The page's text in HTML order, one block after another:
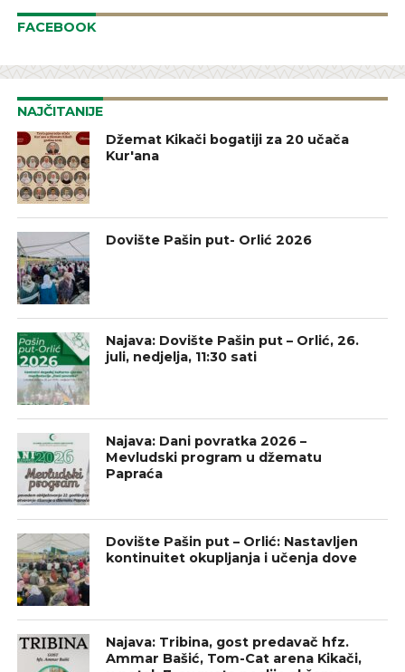
FACEBOOK
NAJČITANIJE
Džemat Kikači bogatiji za 20 učača
Kur'ana
Dovište Pašin put- Orlić 2026
Najava: Dovište Pašin put – Orlić, 26.
juli, nedjelja, 11:30 sati
Najava: Dani povratka 2026 –
Mevludski program u džematu
Papraća
Dovište Pašin put – Orlić: Nastavljen
kontinuitet okupljanja i učenja dove
Najava: Tribina, gost predavač hfz.
Ammar Bašić, Tom-Cat arena Kikači,